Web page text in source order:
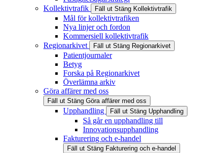
Kollektivtrafik
Fäll ut Stäng Kollektivtrafik
Mål för kollektivtrafiken
Nya linjer och fordon
Kommersiell kollektivtrafik
Regionarkivet
Fäll ut Stäng Regionarkivet
Patientjournaler
Betyg
Forska på Regionarkivet
Överlämna arkiv
Göra affärer med oss
Fäll ut Stäng Göra affärer med oss
Upphandling Fäll ut Stäng Upphandling
Så går en upphandling till
Innovationsupphandling
Fakturering och e-handel
Fäll ut Stäng Fakturering och e-handel